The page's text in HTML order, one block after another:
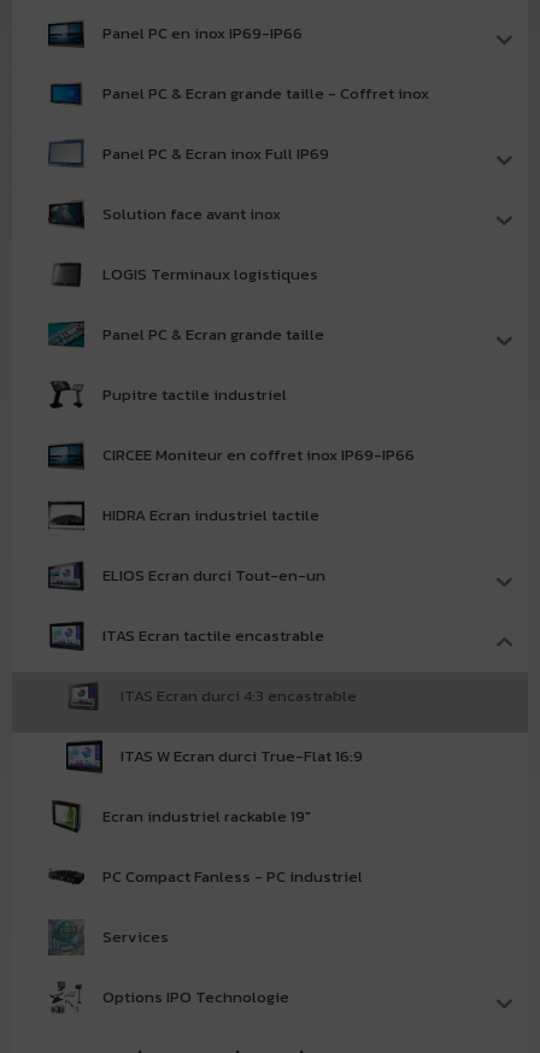
Panel PC en inox IP69-IP66
Panel PC & Ecran grande taille - Coffret inox
Panel PC & Ecran inox Full IP69
Solution face avant inox
LOGIS Terminaux logistiques
Panel PC & Ecran grande taille
Pupitre tactile industriel
CIRCEE Moniteur en coffret inox IP69-IP66
HIDRA Ecran industriel tactile
ELIOS Ecran durci Tout-en-un
ITAS Ecran tactile encastrable
ITAS Ecran durci 4:3 encastrable
ITAS W Ecran durci True-Flat 16:9
Ecran industriel rackable 19"
PC Compact Fanless - PC industriel
Services
Options IPO Technologie